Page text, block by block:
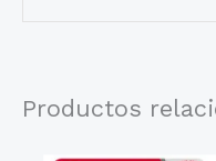
Productos